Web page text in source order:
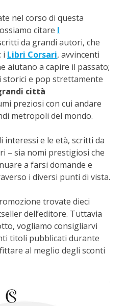
nel corso di questa
citare I
da grandi autori, che
i Libri Corsari, avvincenti
aiutano a capire il passato;
storici e pop strettamente
città
preziosi con cui andare
metropoli del mondo.
e le età, scritti da
– sia nomi prestigiosi che
a farsi domande e
i diversi punti di vista.
trovate dieci
dell’editore. Tuttavia
vogliamo consigliarvi
titoli pubblicati durante
al meglio degli sconti